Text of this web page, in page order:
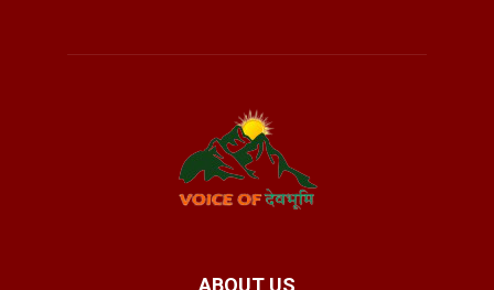
ABOUT US